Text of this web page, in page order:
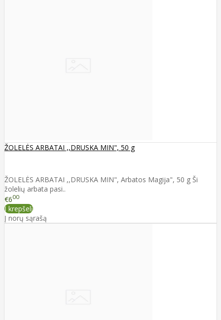
ŽOLELĖS ARBATAI ,,DRUSKA MIN", 50 g
ŽOLELĖS ARBATAI ,,DRUSKA MIN", Arbatos Magija", 50 g Ši
žolelių arbata pasi..
€600
Į krepšelį
Į norų sąrašą